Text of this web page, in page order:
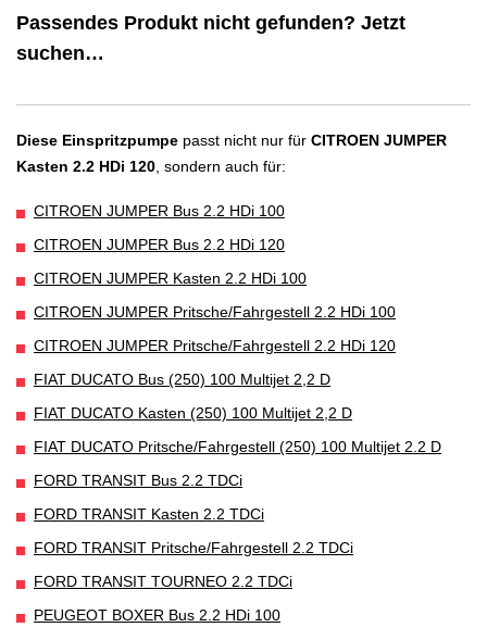
Passendes Produkt nicht gefunden? Jetzt
suchen…
Diese Einspritzpumpe passt nicht nur für CITROEN JUMPER
Kasten 2.2 HDi 120 , sondern auch für:
CITROEN JUMPER Bus 2.2 HDi 100
CITROEN JUMPER Bus 2.2 HDi 120
CITROEN JUMPER Kasten 2.2 HDi 100
CITROEN JUMPER Pritsche/Fahrgestell 2.2 HDi 100
CITROEN JUMPER Pritsche/Fahrgestell 2.2 HDi 120
FIAT DUCATO Bus (250) 100 Multijet 2,2 D
FIAT DUCATO Kasten (250) 100 Multijet 2,2 D
FIAT DUCATO Pritsche/Fahrgestell (250) 100 Multijet 2.2 D
FORD TRANSIT Bus 2.2 TDCi
FORD TRANSIT Kasten 2.2 TDCi
FORD TRANSIT Pritsche/Fahrgestell 2.2 TDCi
FORD TRANSIT TOURNEO 2.2 TDCi
PEUGEOT BOXER Bus 2.2 HDi 100